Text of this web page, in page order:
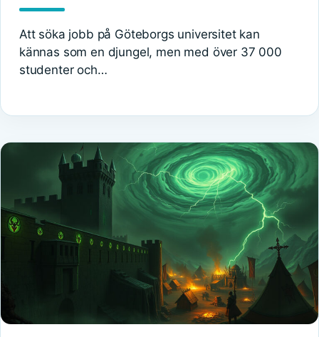
Att söka jobb på Göteborgs universitet kan
kännas som en djungel, men med över 37 000
studenter och…